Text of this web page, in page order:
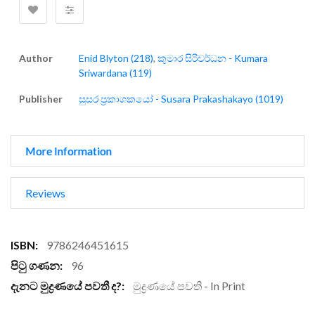
Author Enid Blyton (218), කුමාර සිරිවර්ධන - Kumara
Sriwardana (119)
Publisher සුසර ප්‍රකාශකයෝ - Susara Prakashakayo (1019)
More Information
Reviews
More
Information
9786246451615
96
මුද්‍රණයේ පවති - In Print